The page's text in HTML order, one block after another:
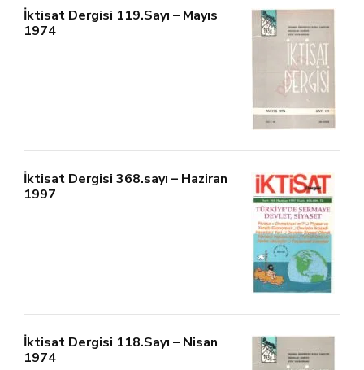
İktisat Dergisi 119.Sayı – Mayıs
1974
İktisat Dergisi 368.sayı – Haziran
1997
İktisat Dergisi 118.Sayı – Nisan
1974